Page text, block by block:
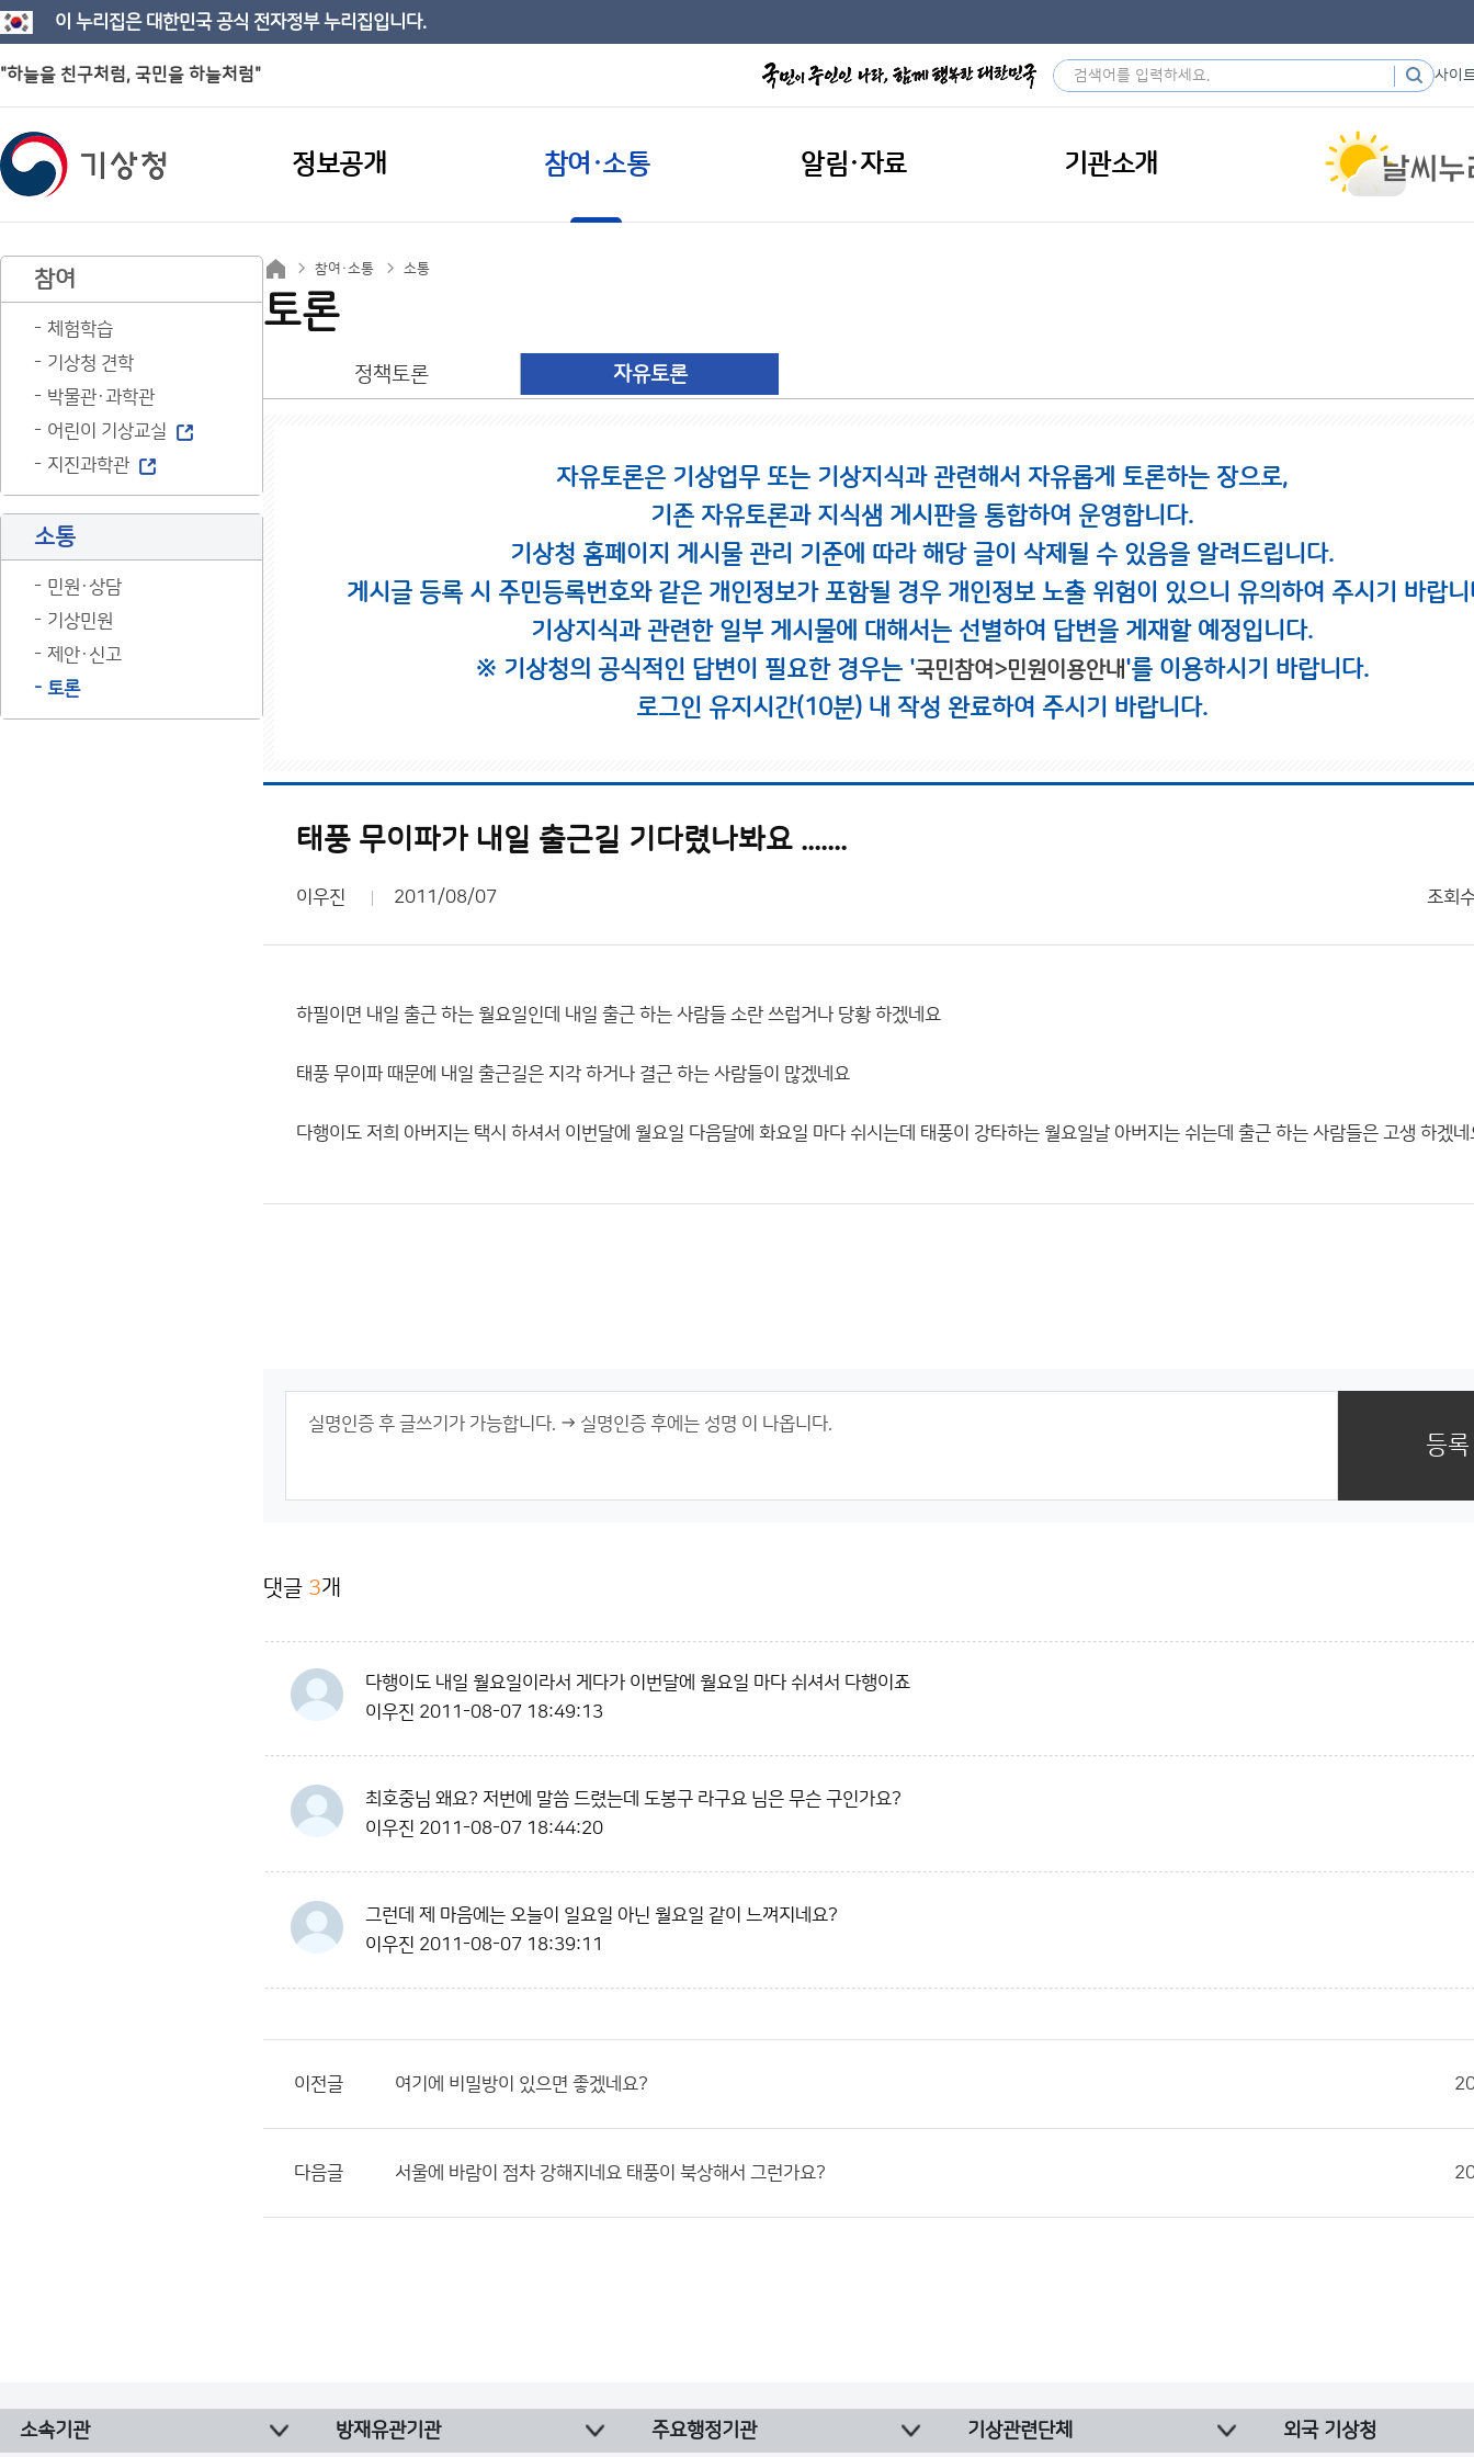
이 누리집은 대한민국 공식 전자정부 누리집입니다.
"하늘을 친구처럼, 국민을 하늘처럼" 사이
정보공개 참여·소통 알림·자료 기관소개
참여
체험학습
기상청 견학
박물관·과학관
어린이 기상교실
지진과학관
소통
민원·상담
기상민원
제안·신고
토론
참여·소통 소통
토론
정책토론 자유토론
자유토론은 기상업무 또는 기상지식과 관련해서 자유롭게 토론하는 장으로,
기존 자유토론과 지식샘 게시판을 통합하여 운영합니다.
기상청 홈페이지 게시물 관리 기준에 따라 해당 글이 삭제될 수 있음을 알려드립니다.
게시글 등록 시 주민등록번호와 같은 개인정보가 포함될 경우 개인정보 노출 위험이 있으니 유의하여 주시기 바랍니
기상지식과 관련한 일부 게시물에 대해서는 선별하여 답변을 게재할 예정입니다.
※ 기상청의 공식적인 답변이 필요한 경우는 '국민참여>민원이용안내'를 이용하시기 바랍니다.
로그인 유지시간(10분) 내 작성 완료하여 주시기 바랍니다.
태풍 무이파가 내일 출근길 기다렸나봐요 .......
이우진 2011/08/07 조회
하필이면 내일 출근 하는 월요일인데 내일 출근 하는 사람들 소란 쓰럽거나 당황 하겠네요
태풍 무이파 때문에 내일 출근길은 지각 하거나 결근 하는 사람들이 많겠네요
다행이도 저희 아버지는 택시 하셔서 이번달에 월요일 다음달에 화요일 마다 쉬시는데 태풍이 강타하는 월요일날 아버지는 쉬는데 출근 하는 사람들은 고생 하겠네
등록
댓글 3개
다행이도 내일 월요일이라서 게다가 이번달에 월요일 마다 쉬셔서 다행이죠
이우진 2011-08-07 18:49:13
최호중님 왜요? 저번에 말씀 드렸는데 도봉구 라구요 님은 무슨 구인가요?
이우진 2011-08-07 18:44:20
그런데 제 마음에는 오늘이 일요일 아닌 월요일 같이 느껴지네요?
이우진 2011-08-07 18:39:11
이전글 여기에 비밀방이 있으면 좋겠네요?
다음글 서울에 바람이 점차 강해지네요 태풍이 북상해서 그런가요?
소속기관 방재유관기관 주요행정기관 기상관련단체 외국 기상청